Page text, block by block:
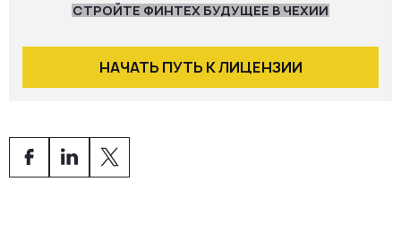
СТРОЙТЕ ФИНТЕХ БУДУЩЕЕ В ЧЕХИИ
НАЧАТЬ ПУТЬ К ЛИЦЕНЗИИ